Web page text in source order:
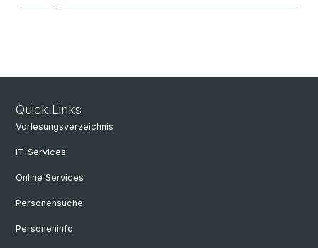
Quick Links
Vorlesungsverzeichnis
IT-Services
Online Services
Personensuche
Personeninfo